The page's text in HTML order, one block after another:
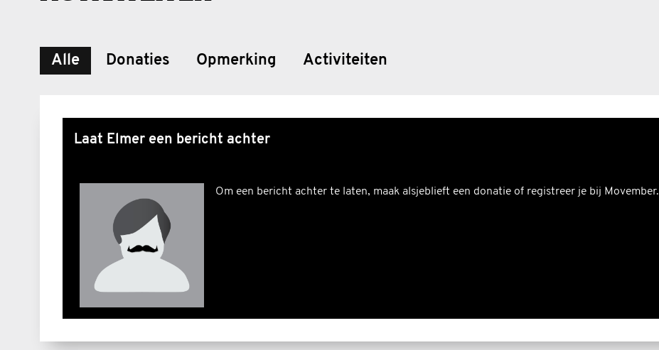
Alle Donaties Opmerking Activiteiten
Laat Elmer een bericht achter
Om een bericht achter te laten, maak alsjeblieft een donatie of registreer je bij Movember.